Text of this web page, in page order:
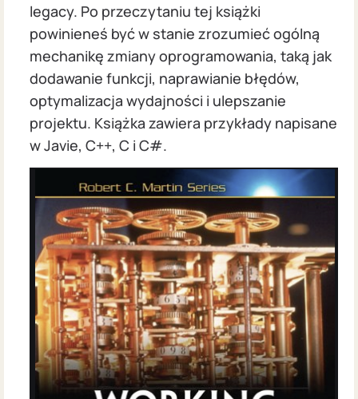
legacy. Po przeczytaniu tej książki
powinieneś być w stanie zrozumieć ogólną
mechanikę zmiany oprogramowania, taką jak
dodawanie funkcji, naprawianie błędów,
optymalizacja wydajności i ulepszanie
projektu. Książka zawiera przykłady napisane
w Javie, C++, C i C#.